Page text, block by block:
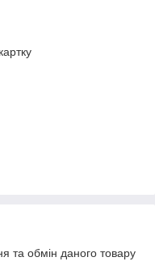
та обмін даного товару